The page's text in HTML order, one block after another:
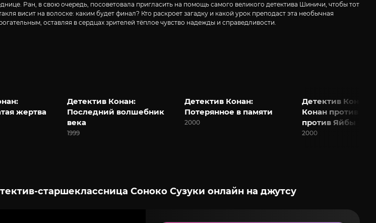
Ран, в свою очередь, посоветовала пригласить на помощь самого великого детектива Шиничи, чтобы тот
висит на волоске: каким будет финал? Кто раскроет загадку и какой урок преподаст эта необычная
оставляя в сердцах зрителей тёплое чувство надежды и справедливости.
жертва
Детектив Конан:
Последний волшебник
века
1999
Детектив Конан:
Потерянное в памяти
2000
Детектив Конан
Конан против
против Яйбы
2000
старшеклассница Соноко Сузуки онлайн на джутсу